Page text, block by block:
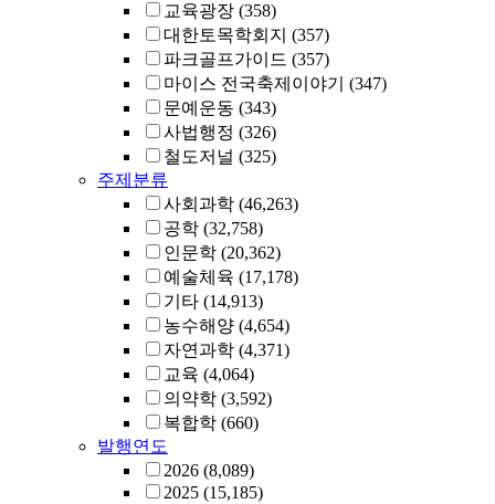
교육광장 (358)
대한토목학회지 (357)
파크골프가이드 (357)
마이스 전국축제이야기
(347)
문예운동 (343)
사법행정 (326)
철도저널 (325)
주제분류
사회과학 (46,263)
공학 (32,758)
인문학 (20,362)
예술체육 (17,178)
기타 (14,913)
농수해양 (4,654)
자연과학 (4,371)
교육 (4,064)
의약학 (3,592)
복합학 (660)
발행연도
2026 (8,089)
2025 (15,185)